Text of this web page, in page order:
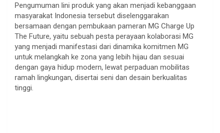
Pengumuman lini produk yang akan menjadi kebanggaan
masyarakat Indonesia tersebut diselenggarakan
bersamaan dengan pembukaan pameran MG Charge Up
The Future, yaitu sebuah pesta perayaan kolaborasi MG
yang menjadi manifestasi dari dinamika komitmen MG
untuk melangkah ke zona yang lebih hijau dan sesuai
dengan gaya hidup modern, lewat perpaduan mobilitas
ramah lingkungan, disertai seni dan desain berkualitas
tinggi.